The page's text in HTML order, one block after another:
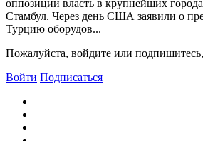
оппозиции власть в крупнейших
Стамбул. Через день США заявили о
Турцию оборудов...
Пожалуйста, войдите или
Войти Подписаться